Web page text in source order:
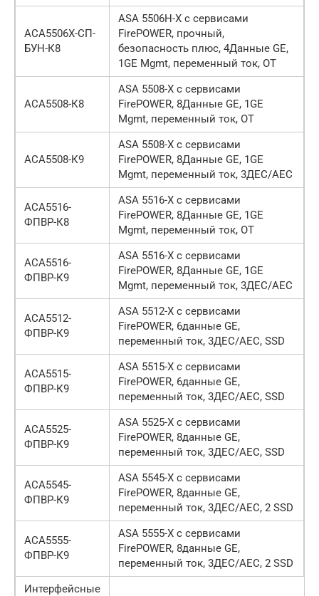
АСА5506Х-СП-
БУН-К8
ASA 5506H-X с сервисами
FirePOWER, прочный,
безопасность плюс, 4Данные GE,
1GE Mgmt, переменный ток, ОТ
АСА5508-К8
ASA 5508-X с сервисами
FirePOWER, 8Данные GE, 1GE
Mgmt, переменный ток, ОТ
АСА5508-К9
ASA 5508-X с сервисами
FirePOWER, 8Данные GE, 1GE
Mgmt, переменный ток, 3ДЕС/АЕС
АСА5516-
ФПВР-К8
ASA 5516-X с сервисами
FirePOWER, 8Данные GE, 1GE
Mgmt, переменный ток, ОТ
АСА5516-
ФПВР-К9
ASA 5516-X с сервисами
FirePOWER, 8Данные GE, 1GE
Mgmt, переменный ток, 3ДЕС/АЕС
АСА5512-
ФПВР-К9
ASA 5512-X с сервисами
FirePOWER, 6данные GE,
переменный ток, 3ДЕС/АЕС, SSD
АСА5515-
ФПВР-К9
ASA 5515-X с сервисами
FirePOWER, 6данные GE,
переменный ток, 3ДЕС/АЕС, SSD
АСА5525-
ФПВР-К9
ASA 5525-X с сервисами
FirePOWER, 8данные GE,
переменный ток, 3ДЕС/АЕС, SSD
АСА5545-
ФПВР-К9
ASA 5545-X с сервисами
FirePOWER, 8данные GE,
переменный ток, 3ДЕС/АЕС, 2 SSD
АСА5555-
ФПВР-К9
ASA 5555-X с сервисами
FirePOWER, 8данные GE,
переменный ток, 3ДЕС/АЕС, 2 SSD
Интерфейсные